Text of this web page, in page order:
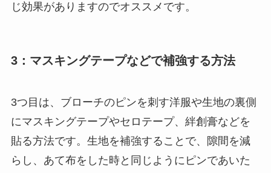
じ効果がありますのでオススメです。
3：マスキングテープなどで補強する方法
3つ目は、ブローチのピンを刺す洋服や生地の裏側
にマスキングテープやセロテープ、絆創膏などを
貼る方法です。生地を補強することで、隙間を減
らし、あて布をした時と同じようにピンであいた